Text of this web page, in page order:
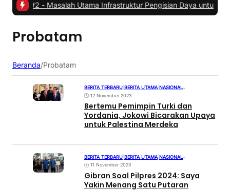
#2 -Masalah Utama Infrastruktur Pengisian Daya untuk Mobil
Probatam
Beranda/Probatam
BERITA TERBARU BERITA UTAMA NASIONAL•
12 November 2023
Bertemu Pemimpin Turki dan
Yordania, Jokowi Bicarakan Upaya
untuk Palestina Merdeka
BERITA TERBARU BERITA UTAMA NASIONAL•
11 November 2023
Gibran Soal Pilpres 2024: Saya
Yakin Menang Satu Putaran